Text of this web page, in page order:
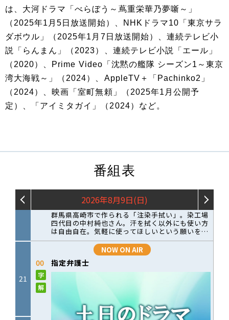
は、大河ドラマ「べらぼう～蔦重栄華乃夢噺～」
（2025年1月5日放送開始）、NHKドラマ10「東京サラ
ダボウル」（2025年1月7日放送開始）、連続テレビ小
説「らんまん」（2023）、連続テレビ小説「エール」
（2020）、Prime Video「沈黙の艦隊 シーズン1～東京
湾大海戦～」（2024）、AppleTV＋「Pachinko2」
（2024）、映画「室町無頼」（2025年1月公開予
定）、「アイミタガイ」（2024）など。
番組表